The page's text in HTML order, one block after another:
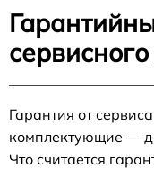
Гарантия от
комплектующие —
Что считается